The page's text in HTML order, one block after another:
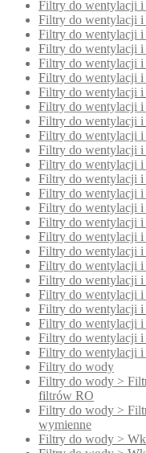
Filtry do wentylacji
Filtry do wentylacji
Filtry do wentylacji
Filtry do wentylacji
Filtry do wentylacji
Filtry do wentylacji
Filtry do wentylacji
Filtry do wentylacji
Filtry do wentylacji
Filtry do wentylacji
Filtry do wentylacji
Filtry do wentylacji
Filtry do wentylacji
Filtry do wentylacji
Filtry do wentylacji
Filtry do wentylacji
Filtry do wentylacji
Filtry do wentylacji
Filtry do wentylacji
Filtry do wentylacji
Filtry do wentylacji
Filtry do wentylacji
Filtry do wentylacji
Filtry do wentylacji
Filtry do wentylacji
Filtry do wody
Filtry do wody >
filtrów RO
Filtry do wody >
wymienne
Filtry do wody >